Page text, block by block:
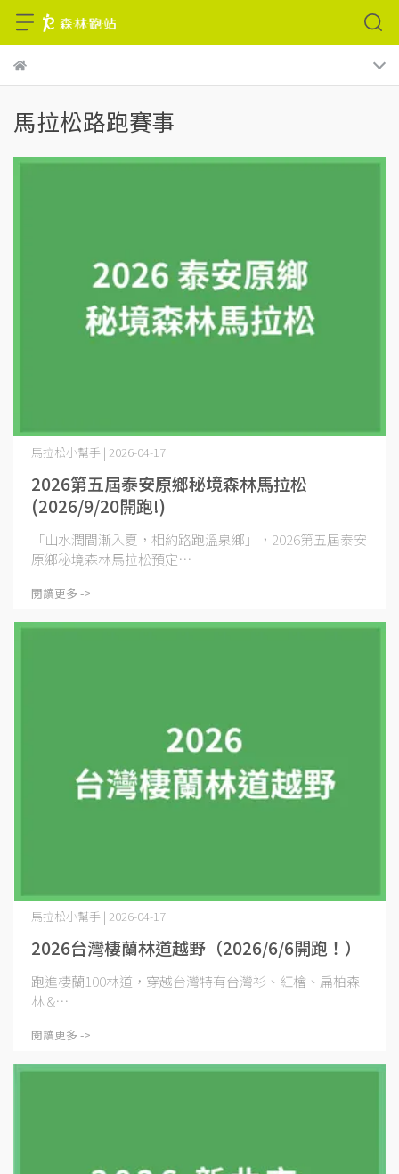
馬拉松路跑賽事
2026第五屆泰安原鄉秘境森林馬拉松
(2026/9/20開跑!)
馬拉松小幫手 | 2026-04-17
「山水潤間漸入夏，相約路跑溫泉鄉」，2026第五屆泰安
原鄉秘境森林馬拉松預定⋯
閱讀更多 ->
2026台灣棲蘭林道越野（2026/6/6開跑！）
馬拉松小幫手 | 2026-04-17
跑進棲蘭100林道，穿越台灣特有台灣衫、紅檜、扁柏森
林 &⋯
閱讀更多 ->